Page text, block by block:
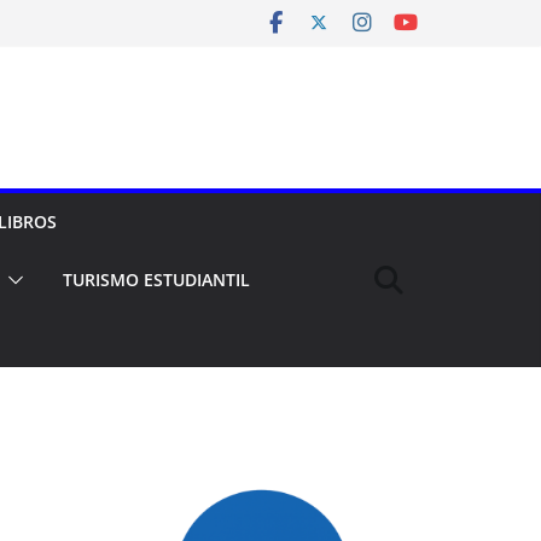
LIBROS
TURISMO ESTUDIANTIL